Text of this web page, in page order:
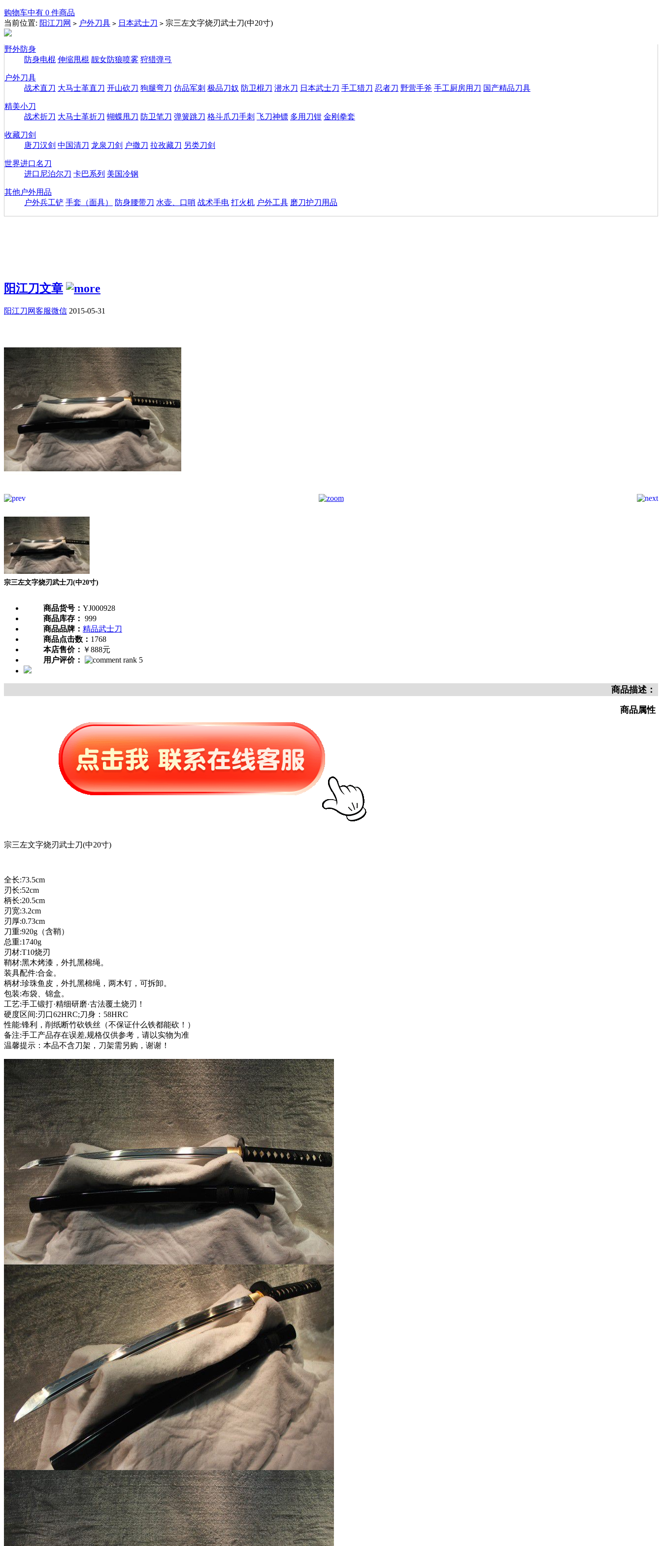
购物车中有 0 件商品
当前位置: 阳江刀网 > 户外刀具 > 日本武士刀 > 宗三左文字烧刃武士刀(中20寸)
野外防身
防身电棍 伸缩甩棍 靓女防狼喷雾 狩猎弹弓
户外刀具
战术直刀 大马士革直刀 开山砍刀 狗腿弯刀 仿品军刺 极品刀奴 防卫棍刀 潜水刀 日本武士刀 手工猎刀 忍者刀 野营手斧 手工厨房用刀 国产精品刀具
精美小刀
战术折刀 大马士革折刀 蝴蝶甩刀 防卫笔刀 弹簧跳刀 格斗爪刀手刺 飞刀神镖 多用刀钳 金刚拳套
收藏刀剑
唐刀汉剑 中国清刀 龙泉刀剑 户撒刀 拉孜藏刀 另类刀剑
世界进口名刀
进口尼泊尔刀 卡巴系列 美国冷钢
其他户外用品
户外兵工铲 手套（面具） 防身腰带刀 水壶、口哨 战术手电 打火机 户外工具 磨刀护刀用品
阳江刀文章
阳江刀网客服微信 2015-05-31
宗三左文字烧刃武士刀(中20寸)
商品货号： YJ000928
商品库存： 999
商品品牌： 精品武士刀
商品点击数： 1768
本店售价： ￥888元
用户评价：
商品描述：
商品属性
宗三左文字烧刃武士刀(中20寸)
全长:73.5cm
刃长:52cm
柄长:20.5cm
刃宽:3.2cm
刃厚:0.73cm
刀重:920g（含鞘）
总重:1740g
刃材:T10烧刃
鞘材:黑木烤漆，外扎黑棉绳。
装具配件:合金。
柄材:珍珠鱼皮，外扎黑棉绳，两木钉，可拆卸。
包装:布袋、锦盒。
工艺:手工锻打·精细研磨·古法覆土烧刃！
硬度区间:刃口62HRC;刀身：58HRC
性能:锋利，削纸断竹砍铁丝（不保证什么铁都能砍！）
备注:手工产品存在误差,规格仅供参考，请以实物为准
温馨提示：本品不含刀架，刀架需另购，谢谢！